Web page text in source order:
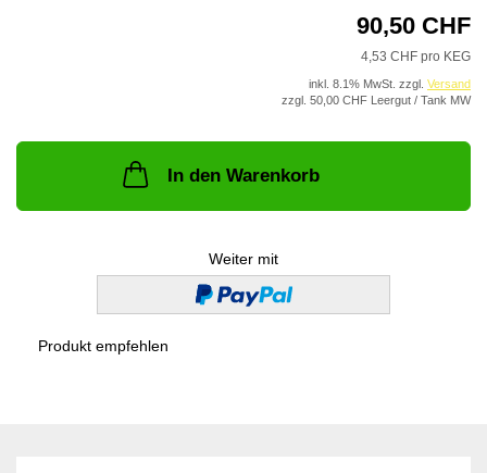
90,50 CHF
4,53 CHF pro KEG
inkl. 8.1% MwSt. zzgl. Versand
zzgl. 50,00 CHF Leergut / Tank MW
In den Warenkorb
Weiter mit
Produkt empfehlen